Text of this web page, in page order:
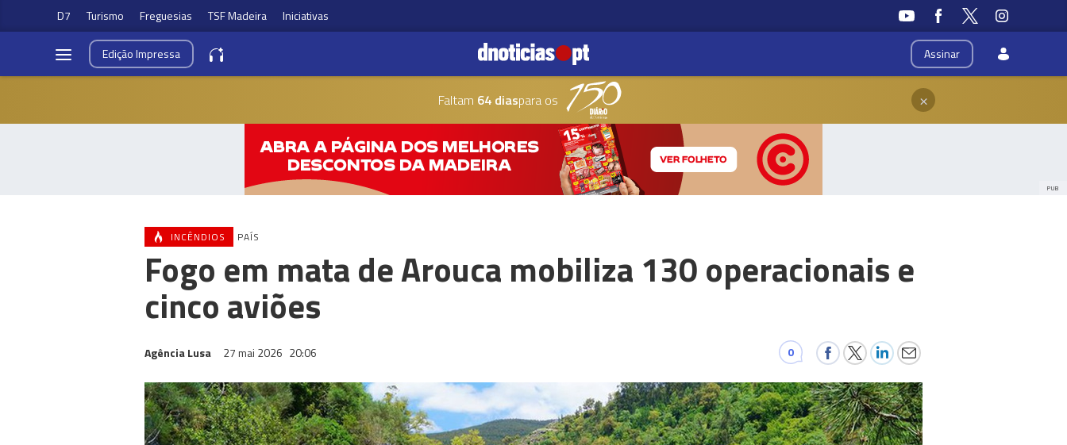
D7 Turismo Freguesias TSF Madeira Iniciativas
Assinar
EdiçãoImpressa
Faltam 64 diaspara os ×
PUB
INCÊNDIOS PAÍS
Fogo em mata de Arouca mobiliza 130 operacionais e
cinco aviões
Agência Lusa 27 mai 2026 20:06 0